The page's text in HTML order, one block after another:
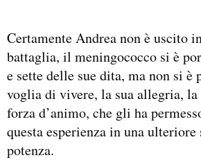
Certamente Andrea non è uscito
battaglia, il meningococco si è
e sette delle sue dita, ma non si è
voglia di vivere, la sua allegria,
forza d’animo, che gli ha
questa esperienza in una
potenza.